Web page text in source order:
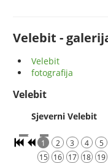
Velebit -
Velebit
fotografija
Velebit
Sjeverni Velebit
1 2 3 4 5
15
16 17 18 19